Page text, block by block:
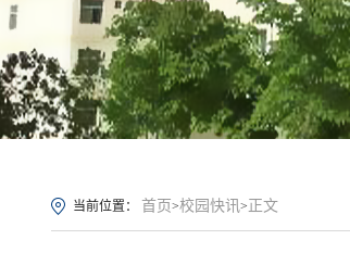
当前位置： 首页>校园快讯> 正文